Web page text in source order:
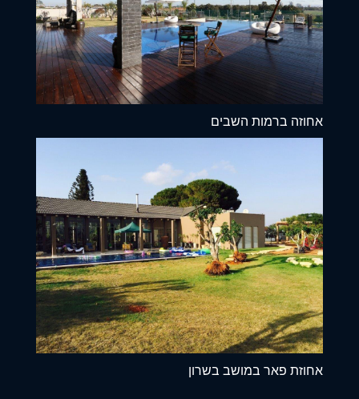
אחוזה ברמות השבים
אחוזת פאר במושב בשרון